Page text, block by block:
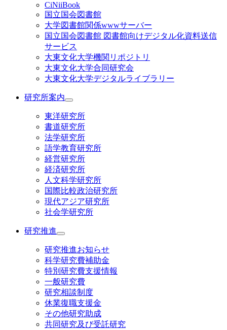
CiNiiBook
国立国会図書館
大学図書館関係wwwサーバー
国立国会図書館 図書館向けデジタル化資料送信
サービス
大東文化大学機関リポジトリ
大東文化大学合同研究会
大東文化大学デジタルライブラリー
研究所案内
東洋研究所
書道研究所
法学研究所
語学教育研究所
経営研究所
経済研究所
人文科学研究所
国際比較政治研究所
現代アジア研究所
社会学研究所
研究推進
研究推進お知らせ
科学研究費補助金
特別研究費支援情報
一般研究費
研究相談制度
休業復職支援金
その他研究助成
共同研究及び受託研究